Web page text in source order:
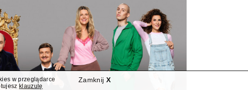
Zamknij X
w przeglądarce
klauzulę